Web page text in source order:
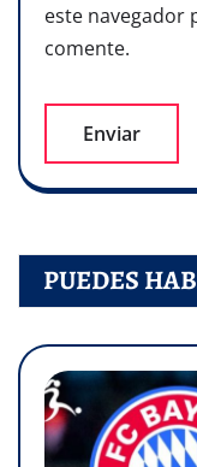
este navegador
comente.
PUEDES